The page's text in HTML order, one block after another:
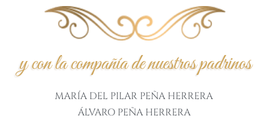
y con la compañía de nuestros padrinos
MARÍA DEL PILAR PEÑA HERRERA
ÁLVARO PEÑA HERRERA